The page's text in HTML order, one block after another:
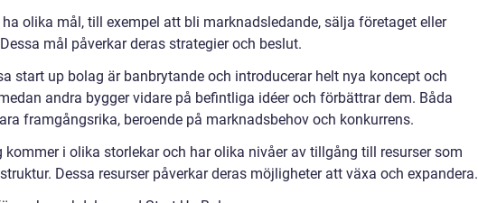
olika mål, till exempel att bli marknadsledande, sälja företaget eller
mål påverkar deras strategier och beslut.
start up bolag är banbrytande och introducerar helt nya koncept och
andra bygger vidare på befintliga idéer och förbättrar dem. Båda
framgångsrika, beroende på marknadsbehov och konkurrens.
kommer i olika storlekar och har olika nivåer av tillgång till resurser som
Dessa resurser påverkar deras möjligheter att växa och expandera.